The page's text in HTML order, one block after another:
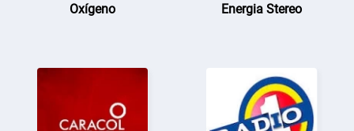
Oxígeno Energia Stereo